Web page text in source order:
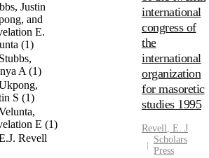
Justin
and
E.
(1)
Stubbs,
A(1)
S (1)
E (1)
Revell
international
congress of
the
international
organization
for masoretic
studies 1995
Revell, E. J
Scholars
Press